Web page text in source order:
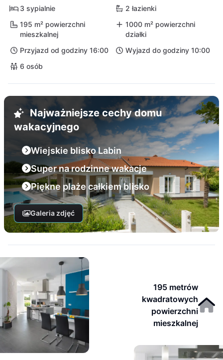
3 sypialnie
2 łazienki
195 m² powierzchni
mieszkalnej
1000 m² powierzchni
działki
Przyjazd od godziny 16:00
Wyjazd do godziny 10:00
6 osób
Najważniejsze cechy domu
wakacyjnego
Wiejskie blisko Labin
Super na rodzinne wakacje
Piękne plaże całkiem blisko
Galeria zdjęć
195 metrów
kwadratowych
powierzchni
mieszkalnej